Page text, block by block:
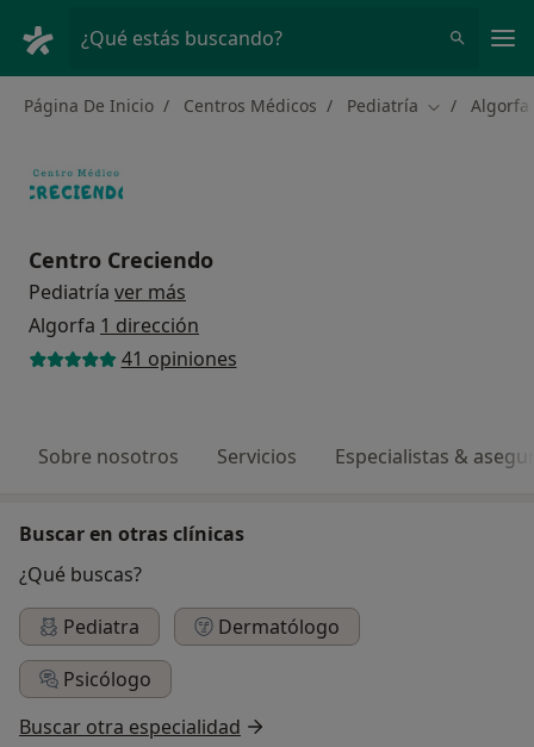
¿Qué estás buscando?
Página De Inicio Centros Médicos Pediatría Cambiar de
Algorfa
Centro Creciendo
Pediatría ver más
Algorfa 1 dirección
41 opiniones
Sobre nosotros Servicios Especialistas &
Buscar en otras clínicas
¿Qué buscas?
Pediatra
Dermatólogo
Psicólogo
Buscar otra especialidad